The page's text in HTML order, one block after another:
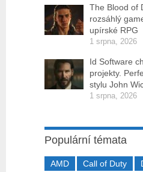
The Blood of
rozsáhlý
upírské RPG
1 srpna, 2026
Id Software
projekty.
stylu John
1 srpna, 2026
Populární témata
AMD Call of Duty